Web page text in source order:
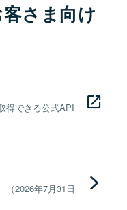
さま向け
得できる公式API
（2026年7月31日